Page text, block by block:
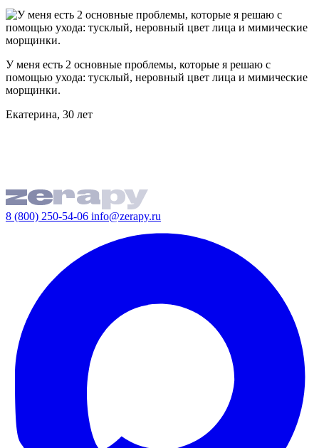
У меня есть 2 основные проблемы, которые я решаю с
помощью ухода: тусклый, неровный цвет лица и мимические
морщинки.
Екатерина, 30 лет
8 (800) 250-54-06 info@zerapy.ru